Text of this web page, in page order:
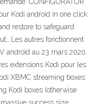
Kodi android in one click
restore to safeguard
Les autres fonctionnent
android au 23 mars 2020.
extensions Kodi pour les
XBMC streaming boxes:
Kodi boxes (otherwise